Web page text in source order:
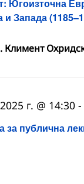
Югоизточна
и Запада
Климент
за публична
г. @ 14:30 -